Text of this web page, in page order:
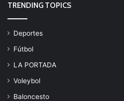
TRENDING TOPICS
Deportes
Fútbol
LA PORTADA
Voleybol
Baloncesto